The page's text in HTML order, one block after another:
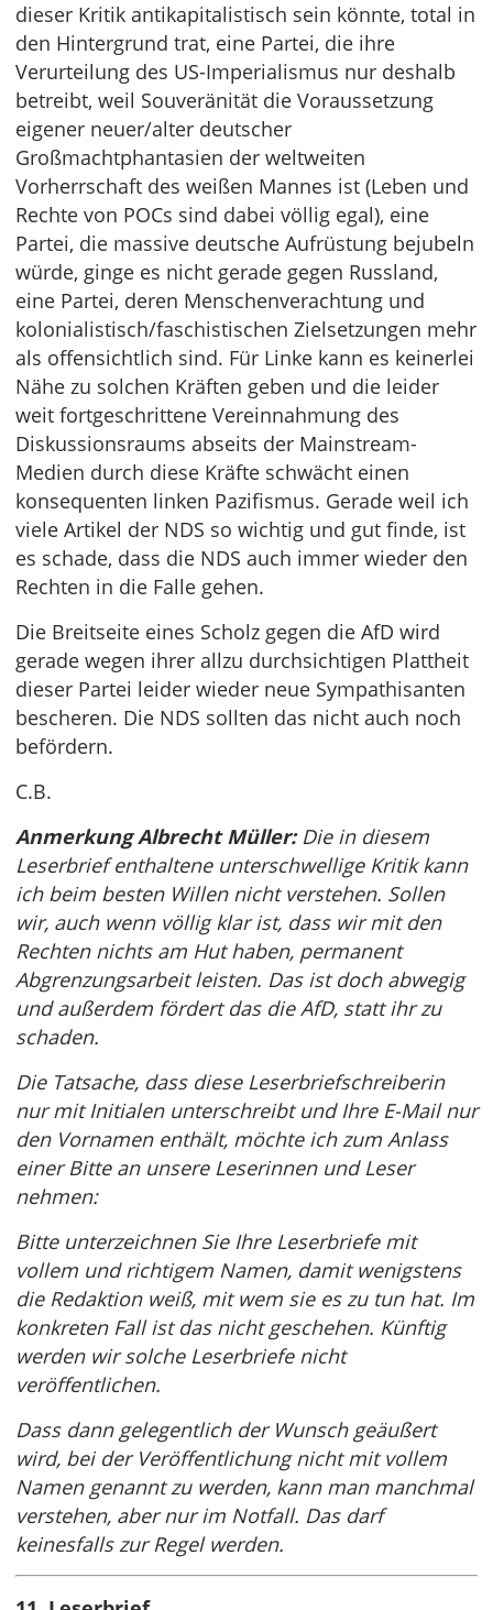
dieser Kritik antikapitalistisch sein könnte, total in
den Hintergrund trat, eine Partei, die ihre
Verurteilung des US-Imperialismus nur deshalb
betreibt, weil Souveränität die Voraussetzung
eigener neuer/alter deutscher
Großmachtphantasien der weltweiten
Vorherrschaft des weißen Mannes ist (Leben und
Rechte von POCs sind dabei völlig egal), eine
Partei, die massive deutsche Aufrüstung bejubeln
würde, ginge es nicht gerade gegen Russland,
eine Partei, deren Menschenverachtung und
kolonialistisch/faschistischen Zielsetzungen mehr
als offensichtlich sind. Für Linke kann es keinerlei
Nähe zu solchen Kräften geben und die leider
weit fortgeschrittene Vereinnahmung des
Diskussionsraums abseits der Mainstream-
Medien durch diese Kräfte schwächt einen
konsequenten linken Pazifismus. Gerade weil ich
viele Artikel der NDS so wichtig und gut finde, ist
es schade, dass die NDS auch immer wieder den
Rechten in die Falle gehen.
Die Breitseite eines Scholz gegen die AfD wird
gerade wegen ihrer allzu durchsichtigen Plattheit
dieser Partei leider wieder neue Sympathisanten
bescheren. Die NDS sollten das nicht auch noch
befördern.
C.B.
Anmerkung Albrecht Müller:Die in diesem
Leserbrief enthaltene unterschwellige Kritik kann
ich beim besten Willen nicht verstehen. Sollen
wir, auch wenn völlig klar ist, dass wir mit den
Rechten nichts am Hut haben, permanent
Abgrenzungsarbeit leisten. Das ist doch abwegig
und außerdem fördert das die AfD, statt ihr zu
schaden.
Die Tatsache, dass diese Leserbriefschreiberin
nur mit Initialen unterschreibt und Ihre E-Mail nur
den Vornamen enthält, möchte ich zum Anlass
einer Bitte an unsere Leserinnen und Leser
nehmen:
Bitte unterzeichnen Sie Ihre Leserbriefe mit
vollem und richtigem Namen, damit wenigstens
die Redaktion weiß, mit wem sie es zu tun hat. Im
konkreten Fall ist das nicht geschehen. Künftig
werden wir solche Leserbriefe nicht
veröffentlichen.
Dass dann gelegentlich der Wunsch geäußert
wird, bei der Veröffentlichung nicht mit vollem
Namen genannt zu werden, kann man manchmal
verstehen, aber nur im Notfall. Das darf
keinesfalls zur Regel werden.